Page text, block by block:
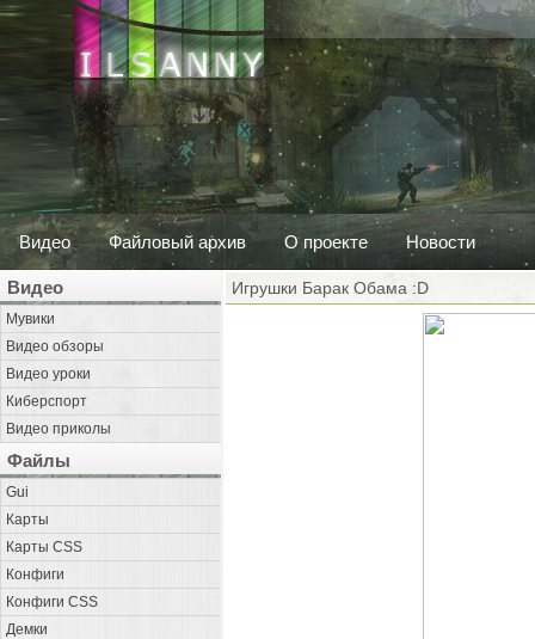
Видео Файловый архив О проекте Новости
Видео
Мувики
Видео обзоры
Видео уроки
Киберспорт
Видео приколы
Файлы
Gui
Карты
Карты CSS
Конфиги
Конфиги CSS
Демки
Игрушки Барак Обама :D